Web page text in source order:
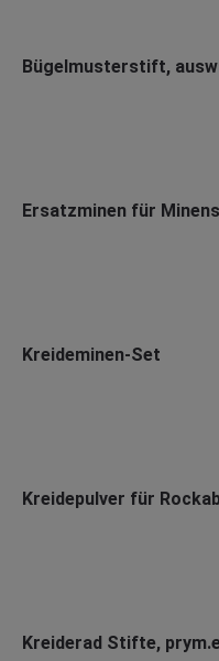
Bügelmusterstift,
Ersatzminen für
Kreideminen-Set
Kreidepulver für
Kreiderad Stifte,